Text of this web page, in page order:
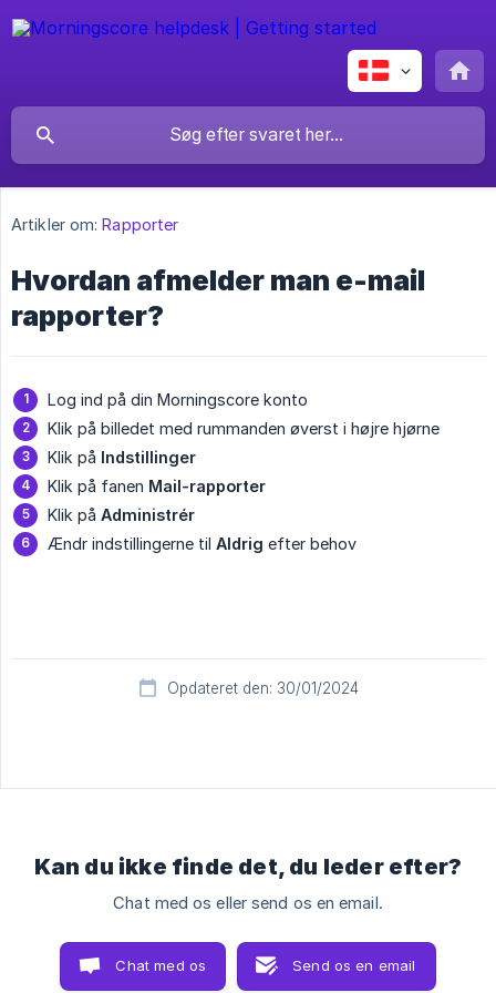
Artikler om: Rapporter
Hvordan afmelder man e-mail
rapporter?
Log ind på din Morningscore konto
Klik på billedet med rummanden øverst i højre hjørne
Klik på Indstillinger
Klik på fanen Mail-rapporter
Klik på Administrér
Ændr indstillingerne til Aldrig efter behov
Opdateret den: 30/01/2024
Kan du ikke finde det, du leder efter?
Chat med os eller send os en email.
Chat med os Send os en email